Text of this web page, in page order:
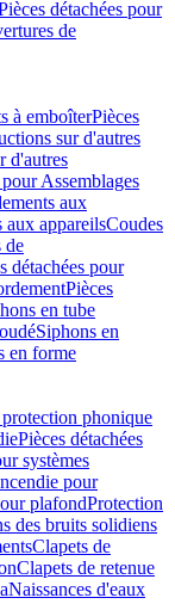
détachées pour
de
à emboîterPièces
sur d'autres
d'autres
Assemblages
aux
aux appareilsCoudes
de
détachées pour
Pièces
en tube
Siphons en
en forme
phonique
Pièces détachées
systèmes
pour
plafondProtection
des bruits solidiens
Clapets de
Clapets de retenue
Naissances d'eaux